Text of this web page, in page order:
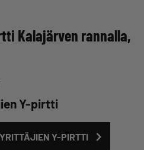
Kalajärven rannalla,
Y-pirtti
Y-PIRTTI